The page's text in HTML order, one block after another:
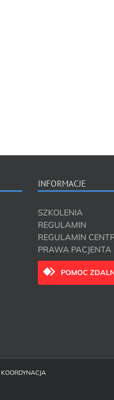
INFORMACJE
SZKOLENIA
REGULAMIN
REGULAMIN
PRAWA PACJENTA
POMOC
KOORDYNACJA